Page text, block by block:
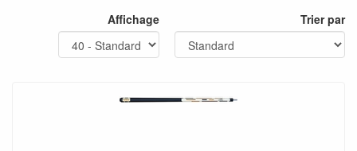
Affichage Trier par